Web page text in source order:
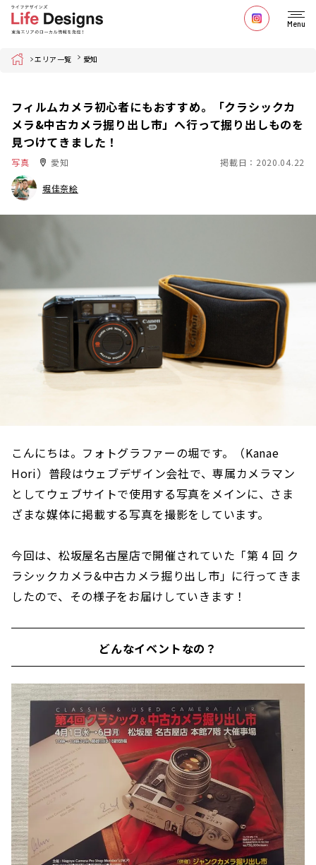
Menu
Home エリア一覧 愛知
フィルムカメラ初心者にもおすすめ。「クラシックカ
メラ&中古カメラ掘り出し市」へ行って掘り出しものを
見つけてきました！
写真 愛知 掲載日：2020.04.22
堀佳奈絵
こんにちは。フォトグラファーの堀です。（Kanae
Hori）普段はウェブデザイン会社で、専属カメラマン
としてウェブサイトで使用する写真をメインに、さま
ざまな媒体に掲載する写真を撮影をしています。
今回は、松坂屋名古屋店で開催されていた「第 4 回 ク
ラシックカメラ&中古カメラ掘り出し市」に行ってきま
したので、その様子をお届けしていきます！
どんなイベントなの？